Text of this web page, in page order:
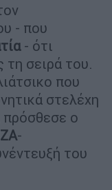
- που
- ότι
τη σειρά του.
που
στελέχη
πρόσθεσε ο
-
του